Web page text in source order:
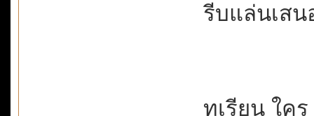
รีบแล่นเส
ทุเรียน ใค